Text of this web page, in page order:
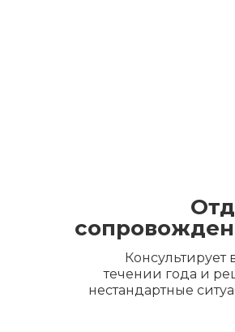
Консультирует
течении года и
нестандартные